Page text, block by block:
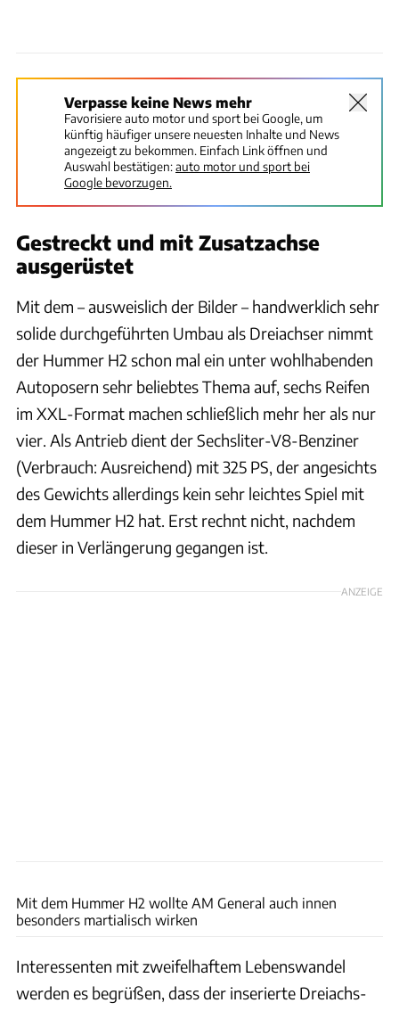
Verpasse keine News mehr
Favorisiere auto motor und sport bei Google, um
künftig häufiger unsere neuesten Inhalte und News
angezeigt zu bekommen. Einfach Link öffnen und
Auswahl bestätigen:auto motor und sport bei
Google bevorzugen.
Gestreckt und mit Zusatzachse
ausgerüstet
Mit dem – ausweislich der Bilder – handwerklich sehr
solide durchgeführten Umbau als Dreiachser nimmt
der Hummer H2 schon mal ein unter wohlhabenden
Autoposern sehr beliebtes Thema auf, sechs Reifen
im XXL-Format machen schließlich mehr her als nur
vier. Als Antrieb dient der Sechsliter-V8-Benziner
(Verbrauch: Ausreichend) mit 325 PS, der angesichts
des Gewichts allerdings kein sehr leichtes Spiel mit
dem Hummer H2 hat. Erst rechnt nicht, nachdem
dieser in Verlängerung gegangen ist.
ANZEIGE
Mit dem Hummer H2 wollte AM General auch innen
besonders martialisch wirken
Interessenten mit zweifelhaftem Lebenswandel
werden es begrüßen, dass der inserierte Dreiachs-